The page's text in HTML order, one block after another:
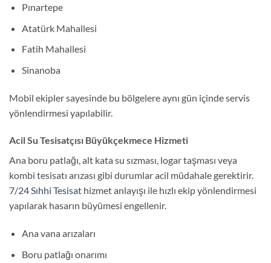
Pınartepe
Atatürk Mahallesi
Fatih Mahallesi
Sinanoba
Mobil ekipler sayesinde bu bölgelere aynı gün içinde servis
yönlendirmesi yapılabilir.
Acil Su Tesisatçısı Büyükçekmece Hizmeti
Ana boru patlağı, alt kata su sızması, logar taşması veya
kombi tesisatı arızası gibi durumlar acil müdahale gerektirir.
7/24 Sıhhi Tesisat hizmet anlayışı ile hızlı ekip yönlendirmesi
yapılarak hasarın büyümesi engellenir.
Ana vana arızaları
Boru patlağı onarımı